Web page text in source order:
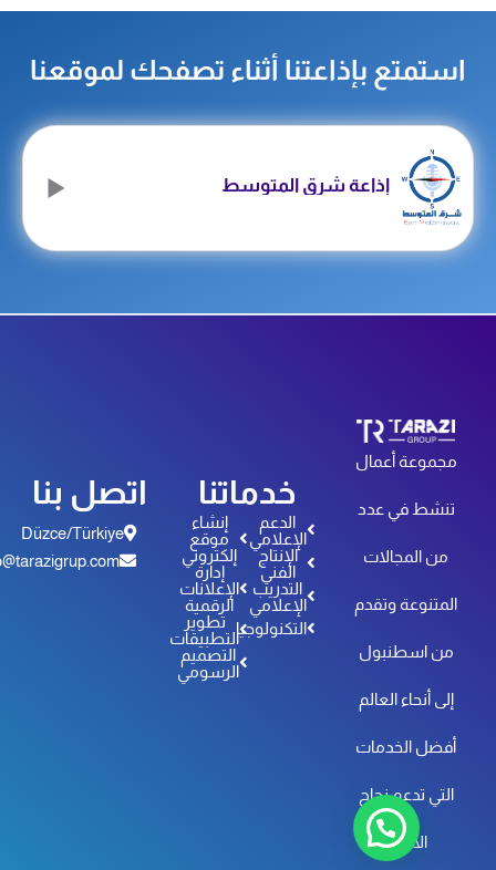
بإذاعتنا أثناء تصفحك لموقعنا
إذاعة شرق المتوسط
أعمال
في عدد
من المجالات
وتقدم
اسطنبول
أنحاء العالم
الخدمات
تدعم نجاح
خدماتنا
الدعم
الإعلامي
الإنتاج
الفني
التدريب
الإعلامي
التكنولوجيا
إنشاء
موقع
إلكتروني
إدارة
الإعلانات
الرقمية
تطوير
التطبيقات
التصميم
الرسومي
اتصل بنا
Düzce/Türkiye
info@tarazigrup.com